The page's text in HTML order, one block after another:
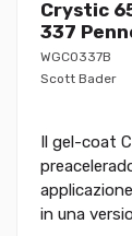
Crystic
337
WGC0337B
Scott Bader
Il gel-coat
in una